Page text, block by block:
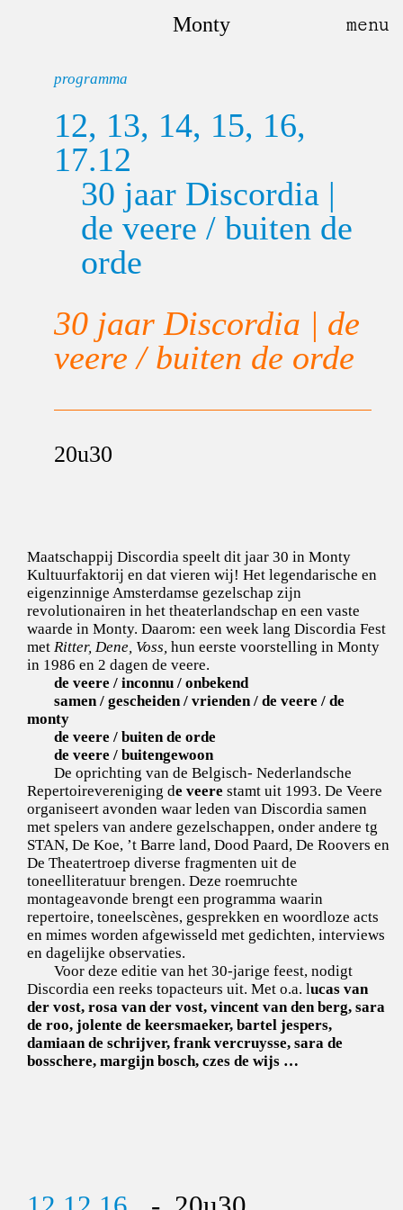
Monty
programma
12, 13, 14, 15, 16,
17.12
30 jaar Discordia |
de veere / buiten de
orde
30 jaar Discordia | de
veere / buiten de orde
20u30
Maatschappij Discordia speelt dit jaar 30 in Monty
Kultuurfaktorij en dat vieren wij! Het legendarische en
eigenzinnige Amsterdamse gezelschap zijn
revolutionairen in het theaterlandschap en een vaste
waarde in Monty. Daarom: een week lang Discordia Fest
met Ritter, Dene, Voss, hun eerste voorstelling in Monty
in 1986 en 2 dagen de veere.
de veere / inconnu / onbekend
samen / gescheiden / vrienden / de veere / de
monty
de veere / buiten de orde
de veere / buitengewoon
De oprichting van de Belgisch- Nederlandsche
Repertoirevereniging de veere stamt uit 1993. De Veere
organiseert avonden waar leden van Discordia samen
met spelers van andere gezelschappen, onder andere tg
STAN, De Koe, ’t Barre land, Dood Paard, De Roovers en
De Theatertroep diverse fragmenten uit de
toneelliteratuur brengen. Deze roemruchte
montageavonde brengt een programma waarin
repertoire, toneelscènes, gesprekken en woordloze acts
en mimes worden afgewisseld met gedichten, interviews
en dagelijke observaties.
Voor deze editie van het 30-jarige feest, nodigt
Discordia een reeks topacteurs uit. Met o.a. lucas van
der vost, rosa van der vost, vincent van den berg, sara
de roo, jolente de keersmaeker, bartel jespers,
damiaan de schrijver, frank vercruysse, sara de
bosschere, margijn bosch, czes de wijs …